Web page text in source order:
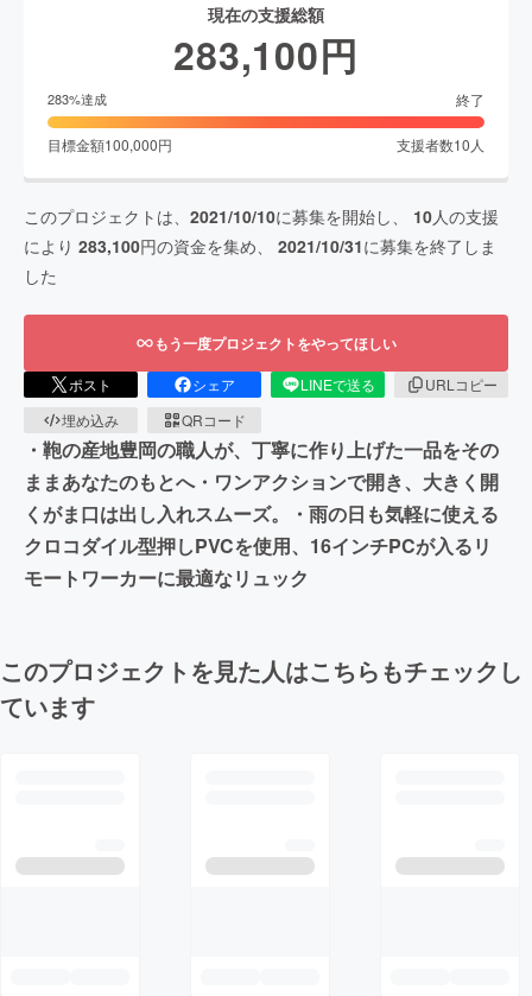
現在の支援総額
283,100円
283%達成 終了
目標金額100,000円 支援者数10 人
このプロジェクトは、 2021/10/10に募集を開始し、 10人の支援
により 283,100円の資金を集め、 2021/10/31に募集を終了しま
した
もう一度プロジェクトをやってほしい
ポスト シェア LINEで送る
URLコピー
埋め込み
QRコード
・鞄の産地豊岡の職人が、丁寧に作り上げた一品をその
ままあなたのもとへ・ワンアクションで開き、大きく開
くがま口は出し入れスムーズ。・雨の日も気軽に使える
クロコダイル型押しPVCを使用、16インチPCが入るリ
モートワーカーに最適なリュック
このプロジェクトを見た人はこちらもチェックし
ています